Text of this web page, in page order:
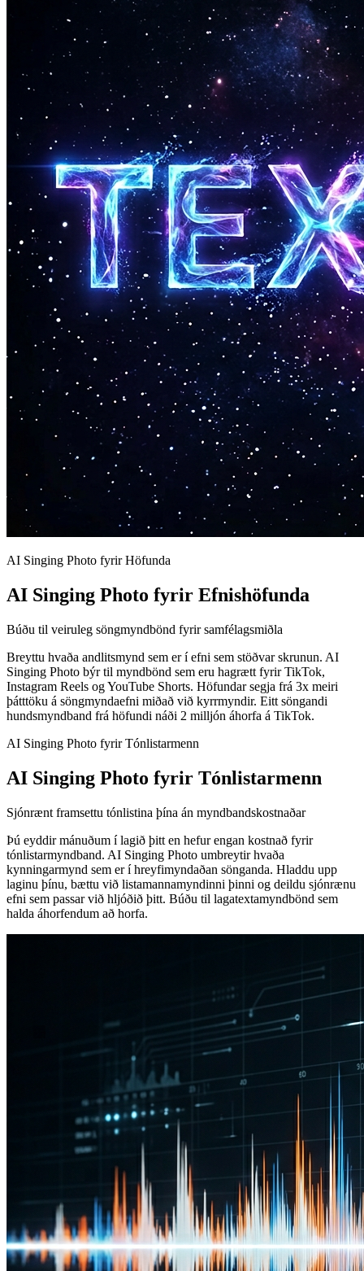
AI Singing Photo fyrir Höfunda
AI Singing Photo fyrir Efnishöfunda
Búðu til veiruleg söngmyndbönd fyrir samfélagsmiðla
Breyttu hvaða andlitsmynd sem er í efni sem stöðvar skrunun. AI
Singing Photo býr til myndbönd sem eru hagrætt fyrir TikTok,
Instagram Reels og YouTube Shorts. Höfundar segja frá 3x meiri
þátttöku á söngmyndaefni miðað við kyrrmyndir. Eitt söngandi
hundsmyndband frá höfundi náði 2 milljón áhorfa á TikTok.
AI Singing Photo fyrir Tónlistarmenn
AI Singing Photo fyrir Tónlistarmenn
Sjónrænt framsettu tónlistina þína án myndbandskostnaðar
Þú eyddir mánuðum í lagið þitt en hefur engan kostnað fyrir
tónlistarmyndband. AI Singing Photo umbreytir hvaða
kynningarmynd sem er í hreyfimyndaðan sönganda. Hladdu upp
laginu þínu, bættu við listamannamyndinni þinni og deildu sjónrænu
efni sem passar við hljóðið þitt. Búðu til lagatextamyndbönd sem
halda áhorfendum að horfa.